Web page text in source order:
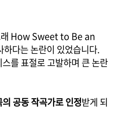
How Sweet to Be an
다는 논란이 있었습니다.
를 표절로 고발하며 큰 논란
공동 작곡가로 인정받게 되